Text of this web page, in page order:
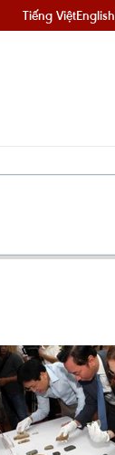
Tiếng ViệtEnglish